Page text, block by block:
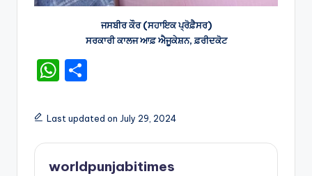
ਜਸਬੀਰ ਕੌਰ (ਸਹਾਇਕ ਪ੍ਰੋਫ਼ੈਸਰ)
ਸਰਕਾਰੀ ਕਾਲਜ ਆਫ਼ ਐਜੂਕੇਸ਼ਨ, ਫ਼ਰੀਦਕੋਟ
W
a
ts
A
ar
e
Last updated on July 29, 2024
worldpunjabitimes